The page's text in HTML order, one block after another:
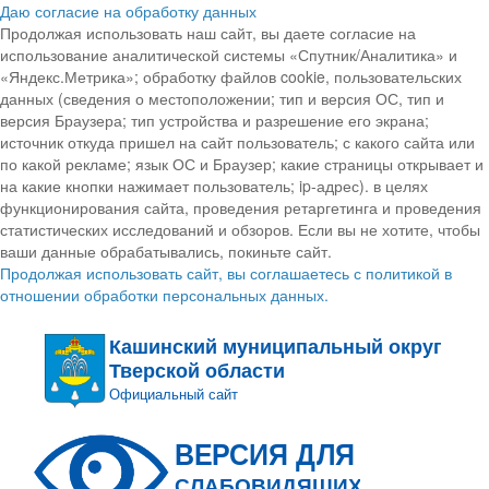
Даю согласие на обработку данных
Продолжая использовать наш сайт, вы даете согласие на
использование аналитической системы «Спутник/Аналитика» и
«Яндекс.Метрика»; обработку файлов cookie, пользовательских
данных (сведения о местоположении; тип и версия ОС, тип и
версия Браузера; тип устройства и разрешение его экрана;
источник откуда пришел на сайт пользователь; с какого сайта или
по какой рекламе; язык ОС и Браузер; какие страницы открывает и
на какие кнопки нажимает пользователь; ip-адрес). в целях
функционирования сайта, проведения ретаргетинга и проведения
статистических исследований и обзоров. Если вы не хотите, чтобы
ваши данные обрабатывались, покиньте сайт.
Продолжая использовать сайт, вы соглашаетесь с политикой в
отношении обработки персональных данных.